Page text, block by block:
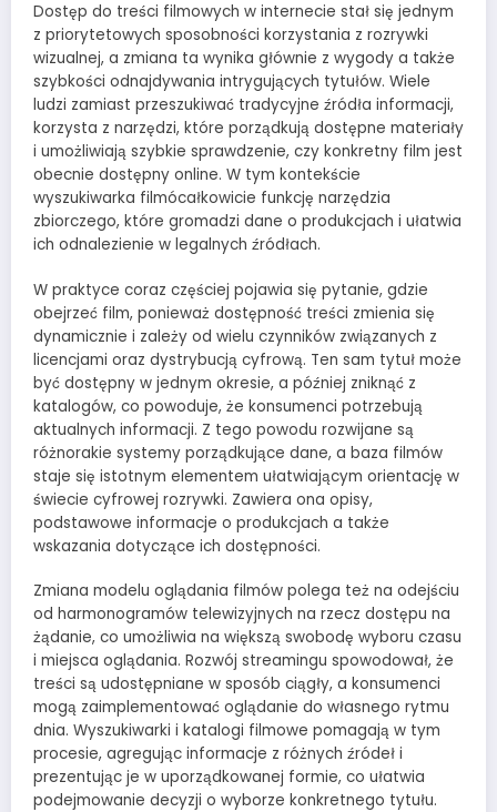
Dostęp do treści filmowych w internecie stał się jednym
z priorytetowych sposobności korzystania z rozrywki
wizualnej, a zmiana ta wynika głównie z wygody a także
szybkości odnajdywania intrygujących tytułów. Wiele
ludzi zamiast przeszukiwać tradycyjne źródła informacji,
korzysta z narzędzi, które porządkują dostępne materiały
i umożliwiają szybkie sprawdzenie, czy konkretny film jest
obecnie dostępny online. W tym kontekście
wyszukiwarka filmócałkowicie funkcję narzędzia
zbiorczego, które gromadzi dane o produkcjach i ułatwia
ich odnalezienie w legalnych źródłach.
W praktyce coraz częściej pojawia się pytanie, gdzie
obejrzeć film, ponieważ dostępność treści zmienia się
dynamicznie i zależy od wielu czynników związanych z
licencjami oraz dystrybucją cyfrową. Ten sam tytuł może
być dostępny w jednym okresie, a później zniknąć z
katalogów, co powoduje, że konsumenci potrzebują
aktualnych informacji. Z tego powodu rozwijane są
różnorakie systemy porządkujące dane, a baza filmów
staje się istotnym elementem ułatwiającym orientację w
świecie cyfrowej rozrywki. Zawiera ona opisy,
podstawowe informacje o produkcjach a także
wskazania dotyczące ich dostępności.
Zmiana modelu oglądania filmów polega też na odejściu
od harmonogramów telewizyjnych na rzecz dostępu na
żądanie, co umożliwia na większą swobodę wyboru czasu
i miejsca oglądania. Rozwój streamingu spowodował, że
treści są udostępniane w sposób ciągły, a konsumenci
mogą zaimplementować oglądanie do własnego rytmu
dnia. Wyszukiwarki i katalogi filmowe pomagają w tym
procesie, agregując informacje z różnych źródeł i
prezentując je w uporządkowanej formie, co ułatwia
podejmowanie decyzji o wyborze konkretnego tytułu.
i strukturę
strony
internetowej,
na podstawie
tego, jak
strona jest
używana.
Doświadczenie
Aby nasza strona
internetowa
najlepiej podczas
twojego przejścia
na nią. Jeśli
cookie, niektóre
funkcje znikną ze
strony
internetowej.
Marketing
Udostępniając
swoje
zachowania
podczas
odwiedzania naszej
strony, zwiększasz
szansę na
zobaczenie
spersonalizowanych